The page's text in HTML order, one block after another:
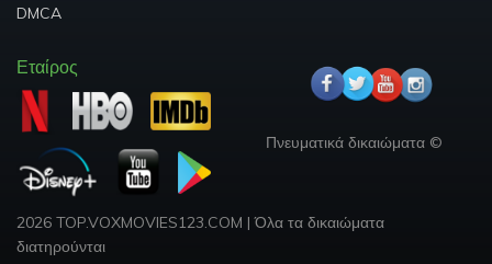
DMCA
Εταίρος
Πνευματικά δικαιώματα ©
2026 TOP.VOXMOVIES123.COM |Όλα τα δικαιώματα
διατηρούνται